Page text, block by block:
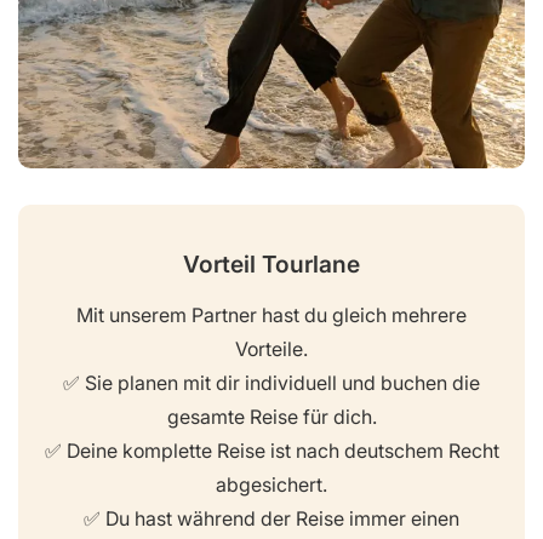
Vorteil Tourlane
Mit unserem Partner hast du gleich mehrere
Vorteile.
✅ Sie planen mit dir individuell und buchen die
gesamte Reise für dich.
✅ Deine komplette Reise ist nach deutschem Recht
abgesichert.
✅ Du hast während der Reise immer einen